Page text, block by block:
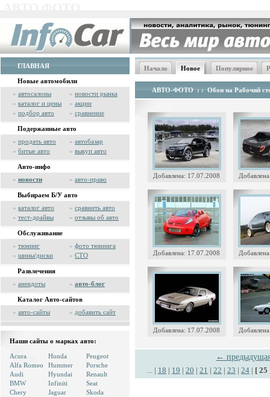
ГЛАВНАЯ
Новые автомобили
» автосалоны » новости рынка
» каталог и цены » акции
» подбор авто » сравнение
Подержанные авто
» продать авто » автобазар
» битые авто » выкуп авто
Авто-инфо
» новости » авто-право
Выбираем Б/У авто
» каталог авто » сравнить авто
» тест-драйвы » отзывы об авто
Обслуживание
» тюнинг » фото тюнинга
» шины/диски » СТО
Развлечения
» анекдоты » авто-блог
Каталог Авто-сайтов
» авто-сайты » добавить сайт
Наши сайты о марках авто:
Acura
Alfa Romeo
Audi
BMW
Chery
Honda
Hummer
Hyundai
Infiniti
Jaguar
Peugeot
Porsche
Renault
Seat
Skoda
Начало Новое Популярное
АВТО-ФОТО : : Обои на Рабочий
Добавлена: 17.07.2008
Добавлена: 17.07.2008
Добавлена: 17.07.2008
←
... | 18 | 19 | 20 | 21 | 22 | 23 | 24 | [ 25